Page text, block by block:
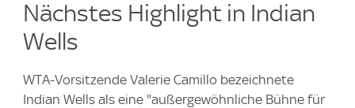
Nächstes Highlight in Indian
Wells
WTA-Vorsitzende Valerie Camillo bezeichnete
Indian Wells als eine "außergewöhnliche Bühne für